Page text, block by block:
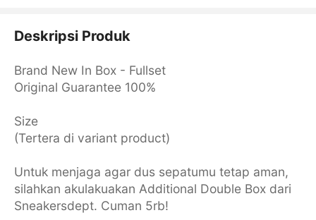
Deskripsi Produk
Brand New In Box - Fullset
Original Guarantee 100%
Size
(Tertera di variant product)
Untuk menjaga agar dus sepatumu tetap aman,
silahkan akulakuakan Additional Double Box dari
Sneakersdept. Cuman 5rb!